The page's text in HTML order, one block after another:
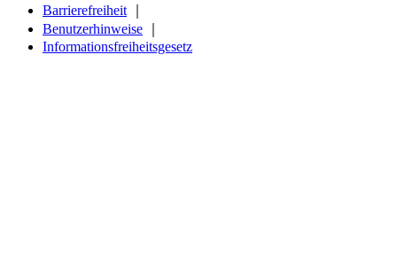
Barrierefreiheit
Benutzerhinweise
Informationsfreiheitsgesetz